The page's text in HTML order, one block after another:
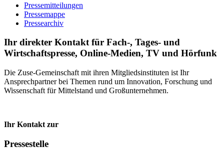
Pressemitteilungen
Pressemappe
Pressearchiv
Ihr direkter Kontakt für Fach-, Tages- und
Wirtschaftspresse, Online-Medien, TV und Hörfunk
Die Zuse-Gemeinschaft mit ihren Mitgliedsinstituten ist Ihr
Ansprechpartner bei Themen rund um Innovation, Forschung und
Wissenschaft für Mittelstand und Großunternehmen.
Ihr Kontakt zur
Pressestelle